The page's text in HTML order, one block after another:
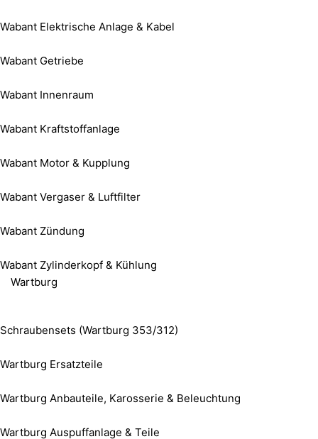
Wabant Elektrische Anlage & Kabel
Wabant Getriebe
Wabant Innenraum
Wabant Kraftstoffanlage
Wabant Motor & Kupplung
Wabant Vergaser & Luftfilter
Wabant Zündung
Wabant Zylinderkopf & Kühlung
Wartburg
Schraubensets (Wartburg 353/312)
Wartburg Ersatzteile
Wartburg Anbauteile, Karosserie & Beleuchtung
Wartburg Auspuffanlage & Teile